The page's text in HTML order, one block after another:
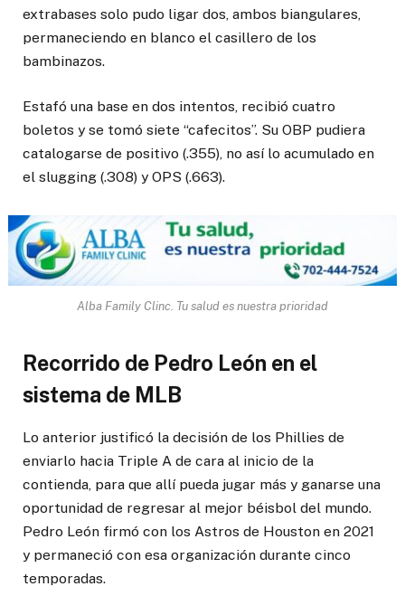
extrabases solo pudo ligar dos, ambos biangulares,
permaneciendo en blanco el casillero de los
bambinazos.
Estafó una base en dos intentos, recibió cuatro
boletos y se tomó siete “cafecitos”. Su OBP pudiera
catalogarse de positivo (.355), no así lo acumulado en
el slugging (.308) y OPS (.663).
Alba Family Clinc. Tu salud es nuestra prioridad
Recorrido de Pedro León en el
sistema de MLB
Lo anterior justificó la decisión de los Phillies de
enviarlo hacia Triple A de cara al inicio de la
contienda, para que allí pueda jugar más y ganarse una
oportunidad de regresar al mejor béisbol del mundo.
Pedro León firmó con los Astros de Houston en 2021
y permaneció con esa organización durante cinco
temporadas.